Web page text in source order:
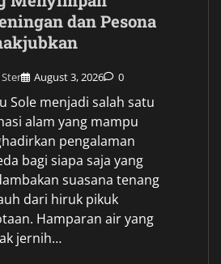
dan Pesona
August 3, 2026 0
Sole menjadi salah satu
alam yang mampu
pengalaman
bagi siapa saja yang
suasana tenang
dari hiruk pikuk
Hamparan air yang
jernih…